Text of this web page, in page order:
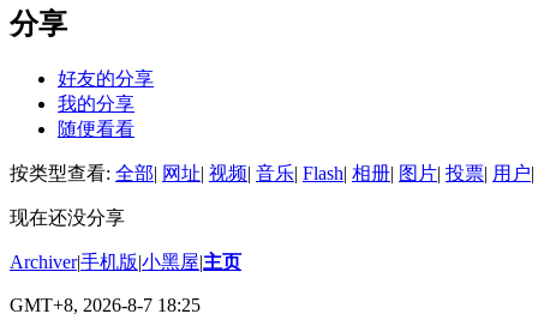
分享
好友的分享
我的分享
随便看看
按类型查看: 全部| 网址| 视频| 音乐| Flash| 相册| 图片| 投票| 用户|
现在还没分享
Archiver|手机版|小黑屋|主页
GMT+8, 2026-8-7 18:25